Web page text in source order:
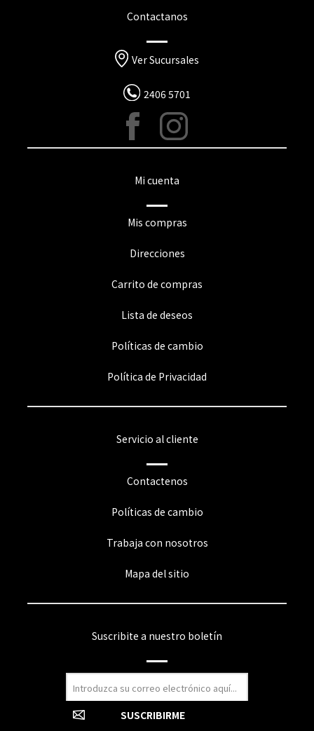
Contactanos
Ver Sucursales
2406 5701
Mi cuenta
Mis compras
Direcciones
Carrito de compras
Lista de deseos
Políticas de cambio
Política de Privacidad
Servicio al cliente
Contactenos
Políticas de cambio
Trabaja con nosotros
Mapa del sitio
Suscribite a nuestro boletín